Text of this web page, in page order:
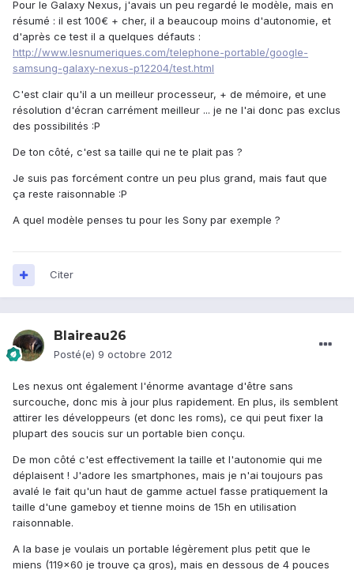
Pour le Galaxy Nexus, j'avais un peu regardé le modèle, mais en
résumé : il est 100€ + cher, il a beaucoup moins d'autonomie, et
d'après ce test il a quelques défauts :
http://www.lesnumeriques.com/telephone-portable/google-
samsung-galaxy-nexus-p12204/test.html
C'est clair qu'il a un meilleur processeur, + de mémoire, et une
résolution d'écran carrément meilleur ... je ne l'ai donc pas exclus
des possibilités :P
De ton côté, c'est sa taille qui ne te plait pas ?
Je suis pas forcément contre un peu plus grand, mais faut que
ça reste raisonnable :P
A quel modèle penses tu pour les Sony par exemple ?
Citer
Blaireau26
Posté(e) 9 octobre 2012
Les nexus ont également l'énorme avantage d'être sans
surcouche, donc mis à jour plus rapidement. En plus, ils semblent
attirer les développeurs (et donc les roms), ce qui peut fixer la
plupart des soucis sur un portable bien conçu.
De mon côté c'est effectivement la taille et l'autonomie qui me
déplaisent ! J'adore les smartphones, mais je n'ai toujours pas
avalé le fait qu'un haut de gamme actuel fasse pratiquement la
taille d'une gameboy et tienne moins de 15h en utilisation
raisonnable.
A la base je voulais un portable légèrement plus petit que le
miens (119x60 je trouve ça gros), mais en dessous de 4 pouces